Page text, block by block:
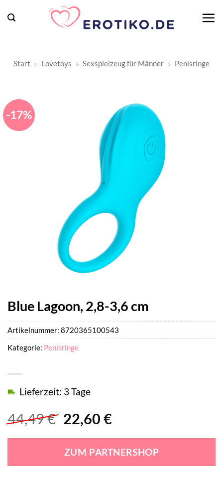
Inhalt
Start » Lovetoys » Sexspielzeug für Männer » Penisringe
-17%
Blue Lagoon, 2,8-3,6 cm
44,49€ Ursprünglicher
war:
44,49 €
22,60 €Aktueller
ist:
22,60 €.
Lieferzeit: 3 Tage
ZUM PARTNERSHOP
Artikelnummer: 8720365100543
Kategorie: Penisringe